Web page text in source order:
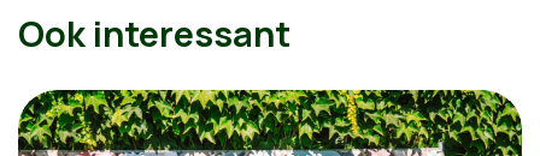
Ook interessant